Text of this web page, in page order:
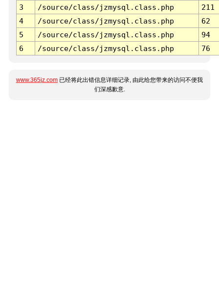
3 /source/class/jzmysql.class.php
211
4
/source/class/jzmysql.class.php
62
5
/source/class/jzmysql.class.php
94
6
/source/class/jzmysql.class.php 76
www.365jz.com 已经将此出错信息详细记录, 由此给您带来的访问不便我
们深感歉意.